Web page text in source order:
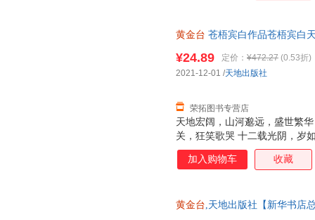
黄金台 苍梧宾白作品苍梧宾白
天地宏阔，山河邈远，盛世繁
关，狂笑歌哭 十二载光阴，岁
笑，一生 愿山河万里，家国安
¥24.89 定价： ¥472.27 (0.53折)
荣拓图书专营店
2021-12-01 /天地出版社
加入购物车 收藏
黄金台,天地出版社【新华书店